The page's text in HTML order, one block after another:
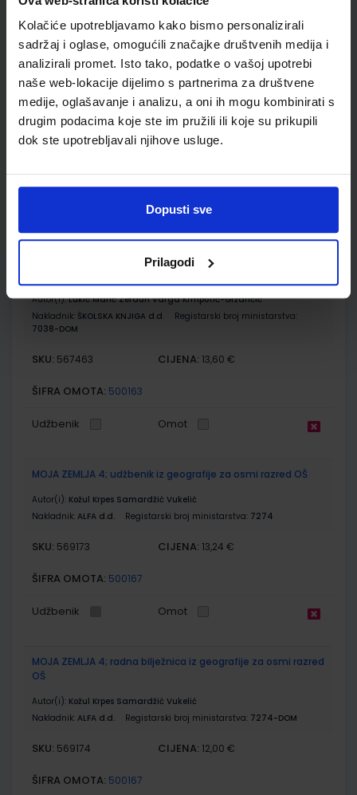
Kolačiće upotrebljavamo kako bismo personalizirali
sadržaj i oglase, omogućili značajke društvenih medija i
analizirali promet. Isto tako, podatke o vašoj upotrebi
naše web-lokacije dijelimo s partnerima za društvene
medije, oglašavanje i analizu, a oni ih mogu kombinirati s
drugim podacima koje ste im pružili ili koje su prikupili
dok ste upotrebljavali njihove usluge.
Dopusti sve
Prilagodi
Udžbenik Omot
KEMIJA 8; udžbenik kemije s dodatnim digitalnim sadržajima
u osmom razredu osnovne škole
Autor(i): Lukić Marić Zerdun Varga Maričević Krmpotić-Gržančić
Nakladnik:
ŠKOLSKA KNJIGA d.d. Registarski broj ministarstva: 7038
SKU:567462 CIJENA:13,03 €
ŠIFRA OMOTA:500177
Omot
KEMIJA 8; radna bilježnica za kemiju u osmom razredu
Autor(i):Lukić Marić Zerdun Varga Krmpotić-Gržančić
Nakladnik: ŠKOLSKA KNJIGA d.d.
Registarski broj ministarstva:
7038-DOM
SKU: 567463 CIJENA: 13,60 €
ŠIFRA OMOTA: 500163
Udžbenik Omot
MOJA ZEMLJA 4; udžbenik iz geografije za osmi razred OŠ
Autor(i): Kožul Krpes Samardžić Vukelić
Nakladnik: ALFA d.d. Registarski broj ministarstva: 7274
SKU: 569173 CIJENA: 13,24 €
ŠIFRA OMOTA: 500167
Udžbenik Omot
MOJA ZEMLJA 4; radna bilježnica iz geografije za osmi razred
OŠ
Autor(i): Kožul Krpes Samardžić Vukelić
Nakladnik: ALFA d.d. Registarski broj ministarstva: 7274-DOM
SKU: 569174 CIJENA: 12,00 €
ŠIFRA OMOTA: 500167